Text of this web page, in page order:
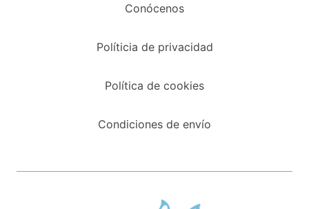
Conócenos
Políticia de privacidad
Política de cookies
Condiciones de envío